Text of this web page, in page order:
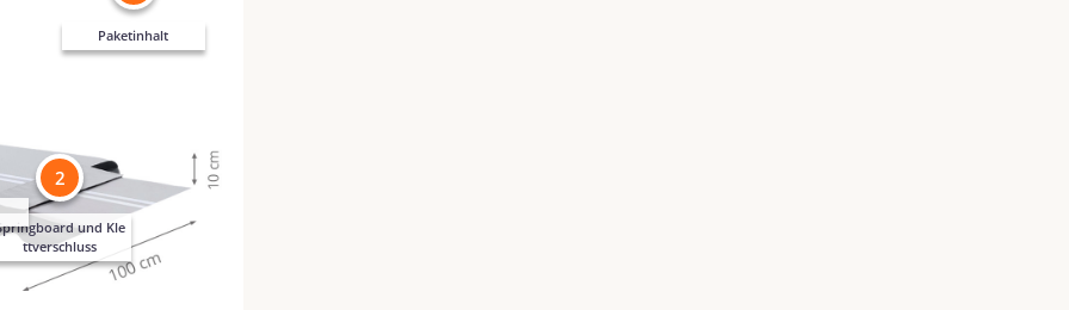
Paketinhalt
und Kle
ttverschluss
2